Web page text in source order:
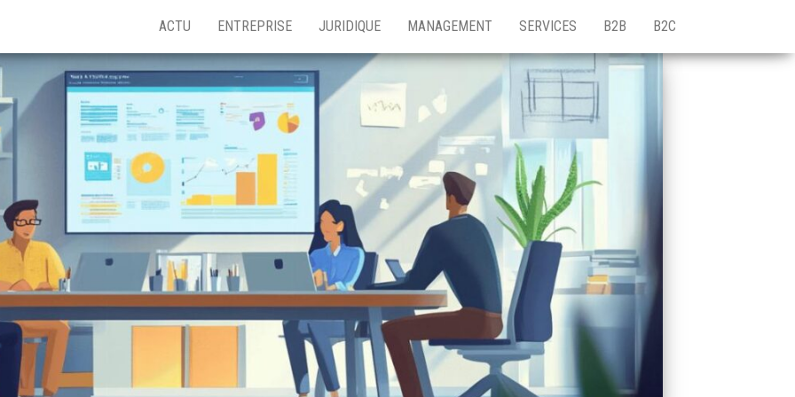
ACTU ENTREPRISE JURIDIQUE MANAGEMENT SERVICES B2B B2C